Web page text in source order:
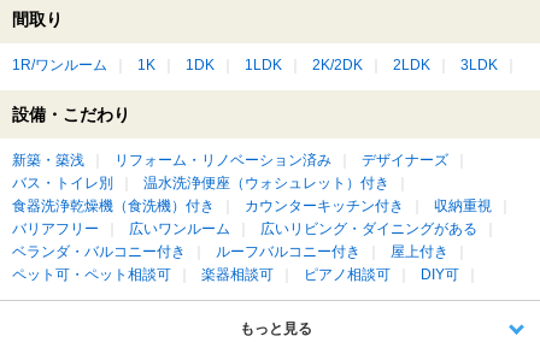
間取り
1R/ワンルーム 1K 1DK 1LDK 2K/2DK 2LDK 3LDK
設備・こだわり
新築・築浅 リフォーム・リノベーション済み
デザイナーズ
バス・トイレ別
温水洗浄便座（ウォシュレット）付き
食器洗浄乾燥機（食洗機）付き
カウンターキッチン付き
収納重視
バリアフリー
広いワンルーム
広いリビング・ダイニングがある
ベランダ・バルコニー付き
ルーフバルコニー付き
屋上付き
ペット可・ペット相談可
楽器相談可 ピアノ相談可 DIY可
もっと見る